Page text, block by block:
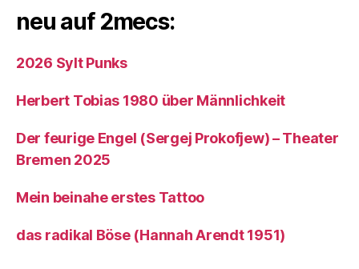
neu auf 2mecs:
2026 Sylt Punks
Herbert Tobias 1980 über Männlichkeit
Der feurige Engel (Sergej Prokofjew) – Theater
Bremen 2025
Mein beinahe erstes Tattoo
das radikal Böse (Hannah Arendt 1951)